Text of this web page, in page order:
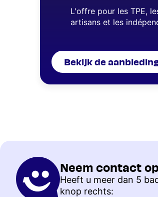
L'offre pour les TPE,
artisans et les
Bekijk de
Neem contact
Heeft u meer dan 5
knop rechts: